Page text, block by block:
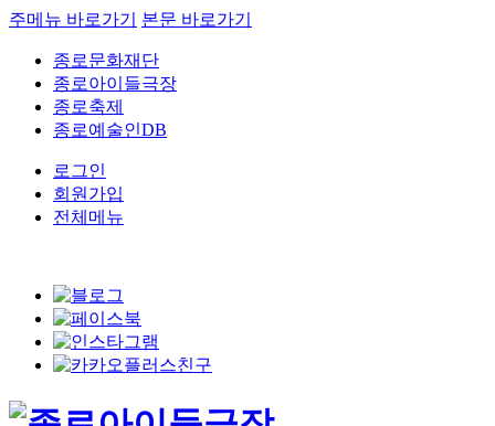
주메뉴 바로가기 본문 바로가기
종로문화재단
종로아이들극장
종로축제
종로예술인DB
로그인
회원가입
전체메뉴